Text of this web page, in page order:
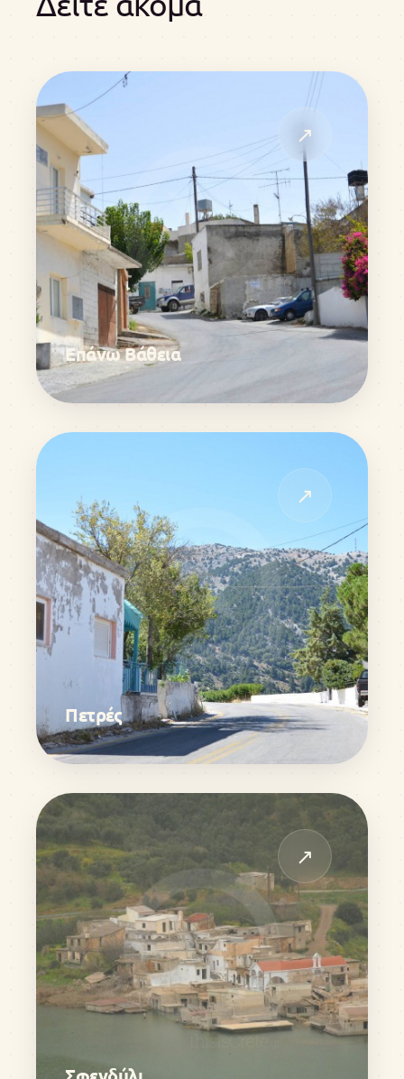
↗
Επάνω Βάθεια
↗
Πετρές
↗